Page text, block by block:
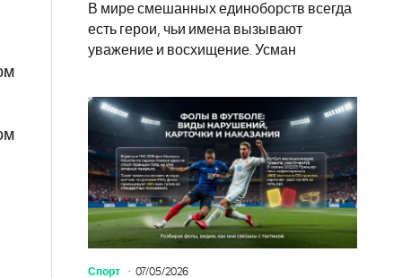
В мире смешанных единоборств всегда
есть герои, чьи имена вызывают
уважение и восхищение. Усман
Спорт 07/05/2026